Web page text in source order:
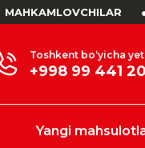
MAHKAMLOVCHILAR
Toshkent bo‘yicha
+998 99 441
Yangi